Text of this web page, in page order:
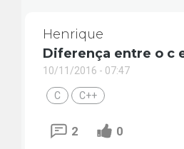
Henrique
Diferença entre o c
10/11/2016 - 07:47
C C++
2 0